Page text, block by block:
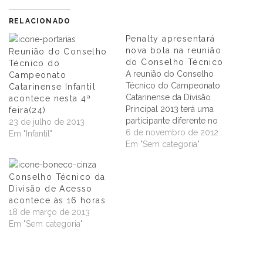
RELACIONADO
Reunião do Conselho
Técnico do
Campeonato
Catarinense Infantil
acontece nesta 4ª
feira(24)
23 de julho de 2013
Em "Infantil"
Penalty apresentará
nova bola na reunião
do Conselho Técnico
A reunião do Conselho
Técnico do Campeonato
Catarinense da Divisão
Principal 2013 terá uma
participante diferente no
próximo dia 12 de
novembro. A Penalty,
6 de novembro de 2012
Em "Sem categoria"
Conselho Técnico da
Divisão de Acesso
acontece às 16 horas
18 de março de 2013
Em "Sem categoria"